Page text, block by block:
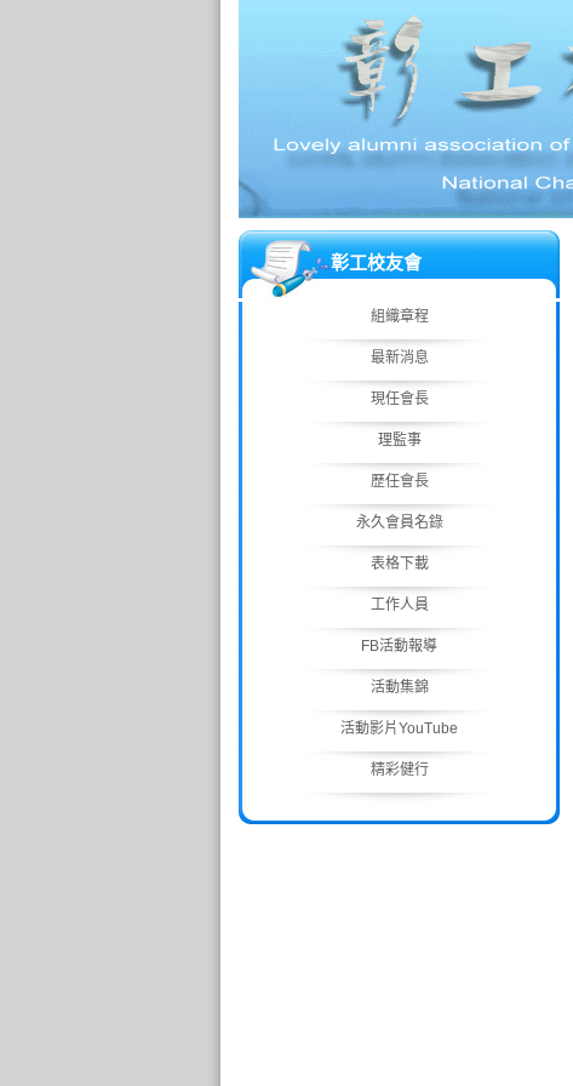
彰工校友會
組織章程
最新消息
現任會長
理監事
歷任會長
永久會員名錄
表格下載
工作人員
FB活動報導
活動集錦
活動影片YouTube
精彩健行